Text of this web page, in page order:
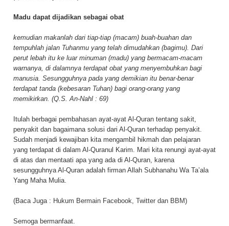
Madu dapat dijadikan sebagai obat
kemudian makanlah dari tiap-tiap (macam) buah-buahan dan
tempuhlah jalan Tuhanmu yang telah dimudahkan (bagimu). Dari
perut lebah itu ke luar minuman (madu) yang bermacam-macam
warnanya, di dalamnya terdapat obat yang menyembuhkan bagi
manusia. Sesungguhnya pada yang demikian itu benar-benar
terdapat tanda (kebesaran Tuhan) bagi orang-orang yang
memikirkan. (Q.S. An-Nahl : 69)
Itulah berbagai pembahasan ayat-ayat Al-Quran tentang sakit,
penyakit dan bagaimana solusi dari Al-Quran terhadap penyakit.
Sudah menjadi kewajiban kita mengambil hikmah dan pelajaran
yang terdapat di dalam Al-Quranul Karim. Mari kita renungi ayat-ayat
di atas dan mentaati apa yang ada di Al-Quran, karena
sesungguhnya Al-Quran adalah firman Allah Subhanahu Wa Ta’ala
Yang Maha Mulia.
(Baca Juga : Hukum Bermain Facebook, Twitter dan BBM)
Semoga bermanfaat.